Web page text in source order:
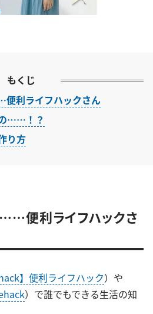
もくじ
利ライフハックさん
……！？
り方
便利ライフハックさ
】便利ライフハック）や
）で誰でもできる生活の知